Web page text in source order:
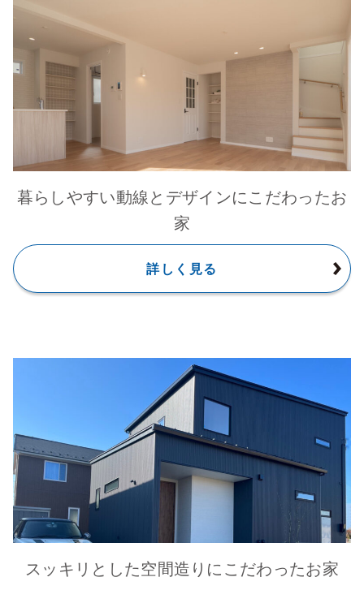
暮らしやすい動線とデザインにこだわったお
家
詳しく見る
スッキリとした空間造りにこだわったお家